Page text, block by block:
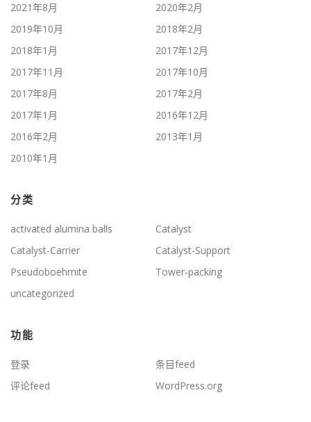
2021年8月
2020年2月
2019年10月
2018年2月
2018年1月
2017年12月
2017年11月
2017年10月
2017年8月
2017年2月
2017年1月
2016年12月
2016年2月
2013年1月
2010年1月
分类
activated alumina balls
Catalyst
Catalyst-Carrier
Catalyst-Support
Pseudoboehmite
Tower-packing
uncategorized
功能
登录
条目feed
评论feed
WordPress.org